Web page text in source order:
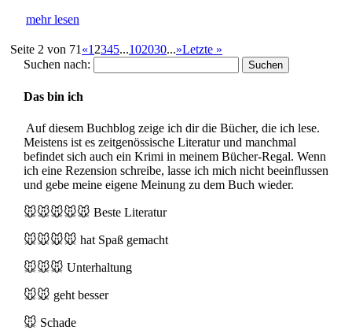
mehr lesen
Seite 2 von 71 «1 2345...102030...»Letzte »
Suchen nach:
Das bin ich
Auf diesem Buchblog zeige ich dir die Bücher, die ich lese.
Meistens ist es zeitgenössische Literatur und manchmal
befindet sich auch ein Krimi in meinem Bücher-Regal. Wenn
ich eine Rezension schreibe, lasse ich mich nicht beeinflussen
und gebe meine eigene Meinung zu dem Buch wieder.
🐭🐭🐭🐭🐭 Beste Literatur
🐭🐭🐭🐭 hat Spaß gemacht
🐭🐭🐭 Unterhaltung
🐭🐭 geht besser
🐭 Schade